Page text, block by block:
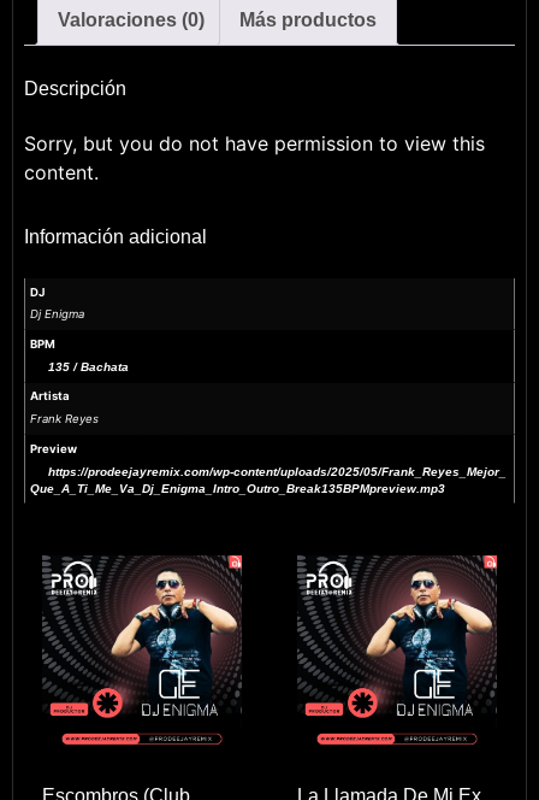
Valoraciones (0) Más productos
Descripción
Sorry, but you do not have permission to view this
content.
Información adicional
DJ
Dj Enigma
BPM
135 / Bachata
Artista
Frank Reyes
Preview
https://prodeejayremix.com/wp-content/uploads/2025/05/Frank_Reyes_Mejor_
Que_A_Ti_Me_Va_Dj_Enigma_Intro_Outro_Break135BPMpreview.mp3
Escombros (Club
La Llamada De Mi Ex